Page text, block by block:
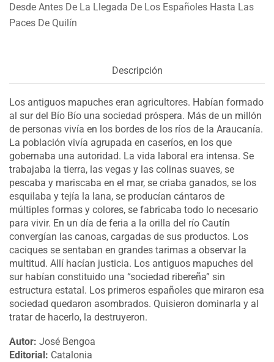
Desde Antes De La Llegada De Los Españoles Hasta Las
Paces De Quilín
Descripción
Los antiguos mapuches eran agricultores. Habían formado
al sur del Bío Bío una sociedad próspera. Más de un millón
de personas vivía en los bordes de los ríos de la Araucanía.
La población vivía agrupada en caseríos, en los que
gobernaba una autoridad. La vida laboral era intensa. Se
trabajaba la tierra, las vegas y las colinas suaves, se
pescaba y mariscaba en el mar, se criaba ganados, se los
esquilaba y tejía la lana, se producían cántaros de
múltiples formas y colores, se fabricaba todo lo necesario
para vivir. En un día de feria a la orilla del río Cautín
convergían las canoas, cargadas de sus productos. Los
caciques se sentaban en grandes tarimas a observar la
multitud. Allí hacían justicia. Los antiguos mapuches del
sur habían constituido una “sociedad ribereña” sin
estructura estatal. Los primeros españoles que miraron esa
sociedad quedaron asombrados. Quisieron dominarla y al
tratar de hacerlo, la destruyeron.
Autor: José Bengoa
Editorial: Catalonia